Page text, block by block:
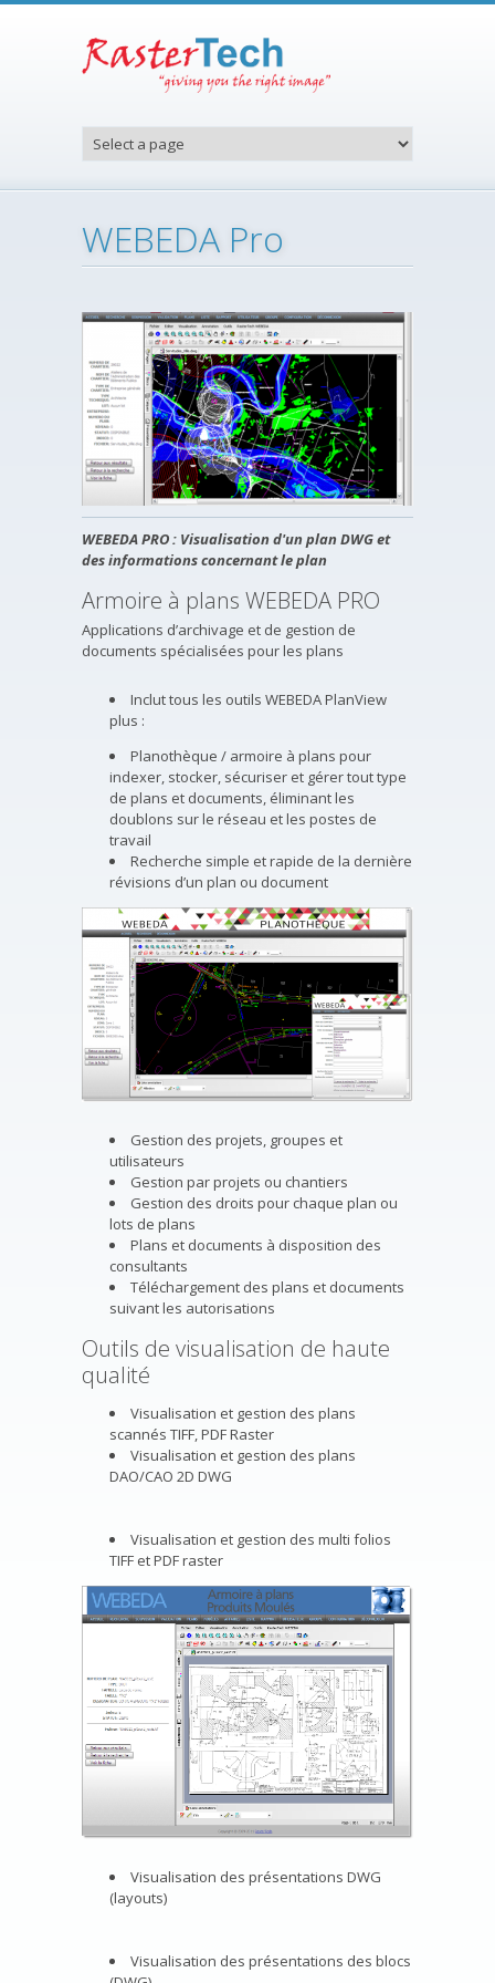
WEBEDA Pro
WEBEDA PRO : Visualisation d'un plan DWG et
des informations concernant le plan
Armoire à plans WEBEDA PRO
Applications d’archivage et de gestion de
documents spécialisées pour les plans
Inclut tous les outils WEBEDA PlanView
plus :
Planothèque / armoire à plans pour
indexer, stocker, sécuriser et gérer tout type
de plans et documents, éliminant les
doublons sur le réseau et les postes de
travail
Recherche simple et rapide de la dernière
révisions d’un plan ou document
Gestion des projets, groupes et
utilisateurs
Gestion par projets ou chantiers
Gestion des droits pour chaque plan ou
lots de plans
Plans et documents à disposition des
consultants
Téléchargement des plans et documents
suivant les autorisations
Outils de visualisation de haute
qualité
Visualisation et gestion des plans
scannés TIFF, PDF Raster
Visualisation et gestion des plans
DAO/CAO 2D DWG
Visualisation et gestion des multi folios
TIFF et PDF raster
Visualisation des présentations DWG
(layouts)
Visualisation des présentations des blocs